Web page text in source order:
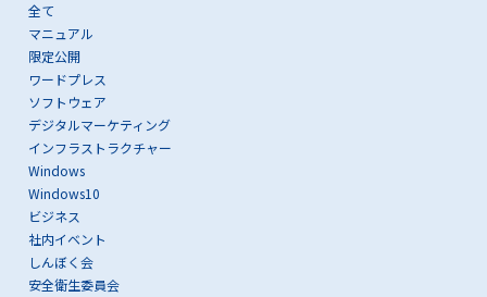
全て
マニュアル
限定公開
ワードプレス
ソフトウェア
デジタルマーケティング
インフラストラクチャー
Windows
Windows10
ビジネス
社内イベント
しんぼく会
安全衛生委員会